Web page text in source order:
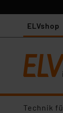
ELVshop
Technik